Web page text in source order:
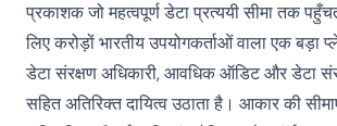
प्रकाशक जो महत्वपूर्ण डेटा प्रत्ययी सीमा तक
लिए करोड़ों भारतीय उपयोगकर्ताओं वाला एक बड़ा
डेटा संरक्षण अधिकारी, आवधिक ऑडिट और डेटा
सहित अतिरिक्त दायित्व उठाता है। आकार की